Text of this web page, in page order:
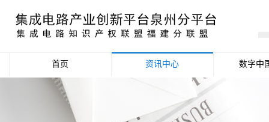
首页 资讯中心 数字中